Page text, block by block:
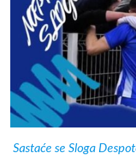
Sastaće se Sloga